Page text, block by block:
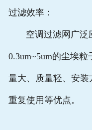
过滤效率：
空调过滤网广泛
0.3um~5um的尘埃
量大、质量轻、安
重复使用等优点。